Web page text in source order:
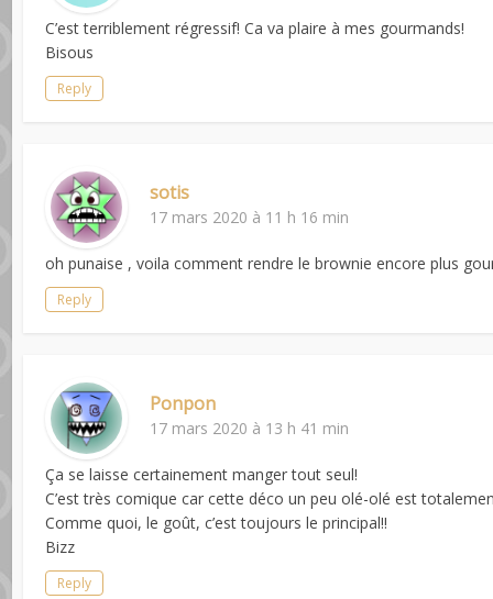
C’est terriblement régressif! Ca va plaire à mes gourmands!
Bisous
Reply
sotis
17 mars 2020 à 11 h 16 min
oh punaise , voila comment rendre le brownie encore plus
Reply
Ponpon
17 mars 2020 à 13 h 41 min
Ça se laisse certainement manger tout seul!
C’est très comique car cette déco un peu olé-olé est
Comme quoi, le goût, c’est toujours le principal!!
Bizz
Reply